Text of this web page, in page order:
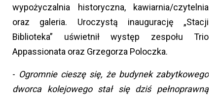
wypożyczalnia historyczna, kawiarnia/czytelnia
oraz galeria. Uroczystą inaugurację „Stacji
Biblioteka” uświetnił występ zespołu Trio
Appassionata oraz Grzegorza Poloczka.
- Ogromnie cieszę się, że budynek zabytkowego
dworca kolejowego stał się dziś pełnoprawną